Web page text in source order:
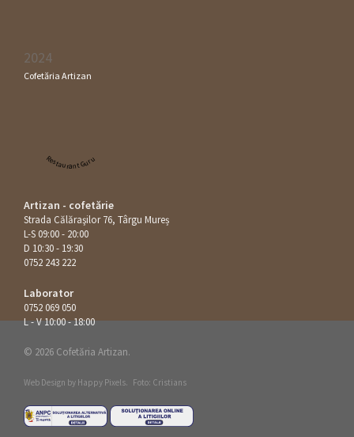
2024
Cofetăria Artizan
Restaurant Guru
Artizan - cofetărie
Strada Călăraşilor 76, Târgu Mureș
L-S 09:00 - 20:00
D 10:30 - 19:30
0752 243 222
Laborator
0752 069 050
L - V 10:00 - 18:00
© 2026 Cofetăria Artizan.
Web Design by Happy Pixels. Foto: Cristians